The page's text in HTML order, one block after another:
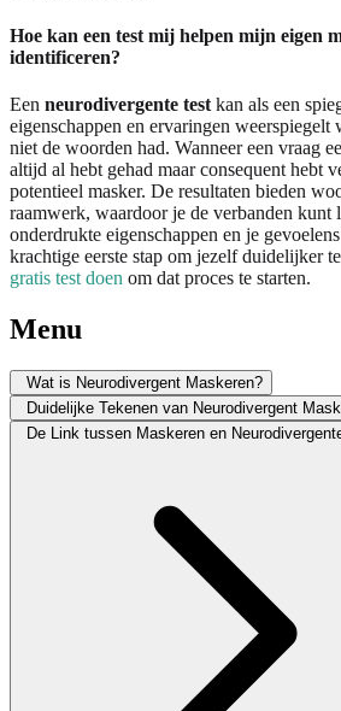
Hoe kan een test mij helpen mijn eigen
identificeren?
Een neurodivergente test kan als een
eigenschappen en ervaringen weerspiegelt
niet de woorden had. Wanneer een vraag
altijd al hebt gehad maar consequent hebt
potentieel masker. De resultaten bieden
raamwerk, waardoor je de verbanden kunt
onderdrukte eigenschappen en je
krachtige eerste stap om jezelf duidelijker
gratis test doen om dat proces te starten.
Menu
Wat is Neurodivergent Maskeren?
Duidelijke Tekenen van Neurodivergent
De Link tussen Maskeren en